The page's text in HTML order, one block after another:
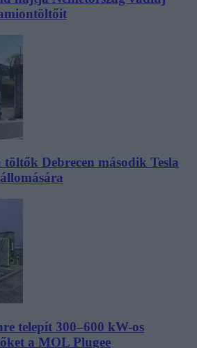
töltők Debrecen második Tesla
telepít 300–600 kW-os
a MOL Plugee